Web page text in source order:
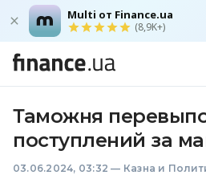
Multi от Finance.ua
(8,9K+)
Таможня
поступлений за
03.06.2024, 03:32 — Казна и